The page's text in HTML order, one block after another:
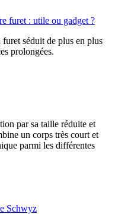
furet : utile ou gadget ?
séduit de plus en plus
prolongées.
par sa taille réduite et
un corps très court et
parmi les différentes
Schwyz